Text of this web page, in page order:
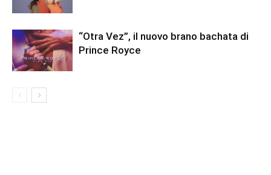
“Otra Vez”, il nuovo brano bachata di
Prince Royce